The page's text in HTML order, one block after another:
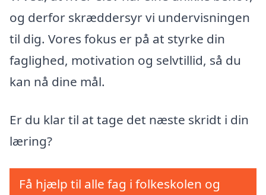
og derfor skræddersyr vi undervisningen
til dig. Vores fokus er på at styrke din
faglighed, motivation og selvtillid, så du
kan nå dine mål.
Er du klar til at tage det næste skridt i din
læring?
Få hjælp til alle fag i folkeskolen og